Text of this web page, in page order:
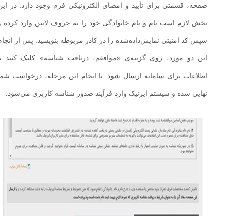
صفحه، قسمتی برای تأیید و امضای الکترونیکی فرم وجود دارد. در این
بخش لازم است نام و نام خانوادگی خود را به حروف لاتین وارد کرده و
سپس کد امنیتی نمایش‌داده‌شده را در کادر مربوطه بنویسید. پس از انجام
این دو مورد، روی گزینه‌ی «موافقم، دریافت شناسه» کلیک کنید تا
اطلاعات برای سامانه ارسال شود. با انجام این مرحله، درخواست شما
نهایی شده و سیستم ایرنیک وارد فرآیند صدور شناسه کاربری می‌شود.